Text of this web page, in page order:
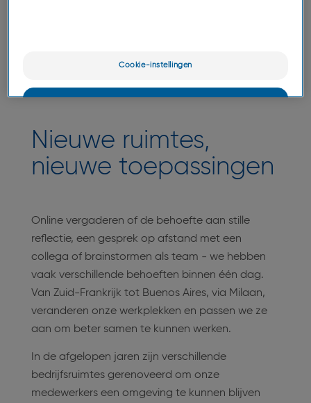
Nieuwe ruimtes,
nieuwe toepassingen
Online vergaderen of de behoefte aan stille
reflectie, een gesprek op afstand met een
collega of brainstormen als team - we hebben
vaak verschillende behoeften binnen één dag.
Van Zuid-Frankrijk tot Buenos Aires, via Milaan,
veranderen onze werkplekken en passen we ze
aan om beter samen te kunnen werken.
In de afgelopen jaren zijn verschillende
bedrijfsruimtes gerenoveerd om onze
medewerkers een omgeving te kunnen blijven
Cookie-instellingen
Alleen het essentiële